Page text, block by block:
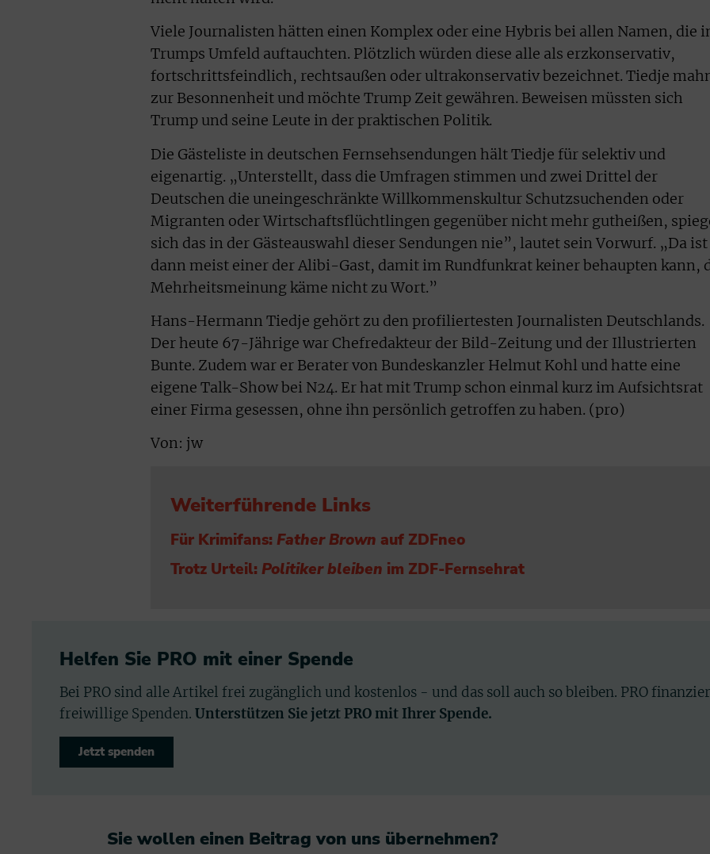
Viele Journalisten hätten einen Komplex oder eine Hybris bei allen Namen, die
Trumps Umfeld auftauchten. Plötzlich würden diese alle als erzkonservativ,
fortschrittsfeindlich, rechtsaußen oder ultrakonservativ bezeichnet. Tiedje
zur Besonnenheit und möchte Trump Zeit gewähren. Beweisen müssten sich
Trump und seine Leute in der praktischen Politik.
Die Gästeliste in deutschen Fernsehsendungen hält Tiedje für selektiv und
eigenartig. „Unterstellt, dass die Umfragen stimmen und zwei Drittel der
Deutschen die uneingeschränkte Willkommenskultur Schutzsuchenden oder
Migranten oder Wirtschaftsflüchtlingen gegenüber nicht mehr gutheißen,
sich das in der Gästeauswahl dieser Sendungen nie”, lautet sein Vorwurf. „Da ist
dann meist einer der Alibi-Gast, damit im Rundfunkrat keiner behaupten kann,
Mehrheitsmeinung käme nicht zu Wort.”
Hans-Hermann Tiedje gehört zu den profiliertesten Journalisten Deutschlands.
Der heute 67-Jährige war Chefredakteur der Bild-Zeitung und der Illustrierten
Bunte. Zudem war er Berater von Bundeskanzler Helmut Kohl und hatte eine
eigene Talk-Show bei N24. Er hat mit Trump schon einmal kurz im Aufsichtsrat
einer Firma gesessen, ohne ihn persönlich getroffen zu haben. (pro)
Von: jw
Weiterführende Links
Für Krimifans: Father Brown auf ZDFneo
Trotz Urteil: Politiker bleiben im ZDF-Fernsehrat
Helfen Sie PRO mit einer Spende
Bei PRO sind alle Artikel frei zugänglich und kostenlos - und das soll auch so bleiben. PRO
freiwillige Spenden. Unterstützen Sie jetzt PRO mit Ihrer Spende.
Jetzt spenden
Sie wollen einen Beitrag von uns übernehmen?​